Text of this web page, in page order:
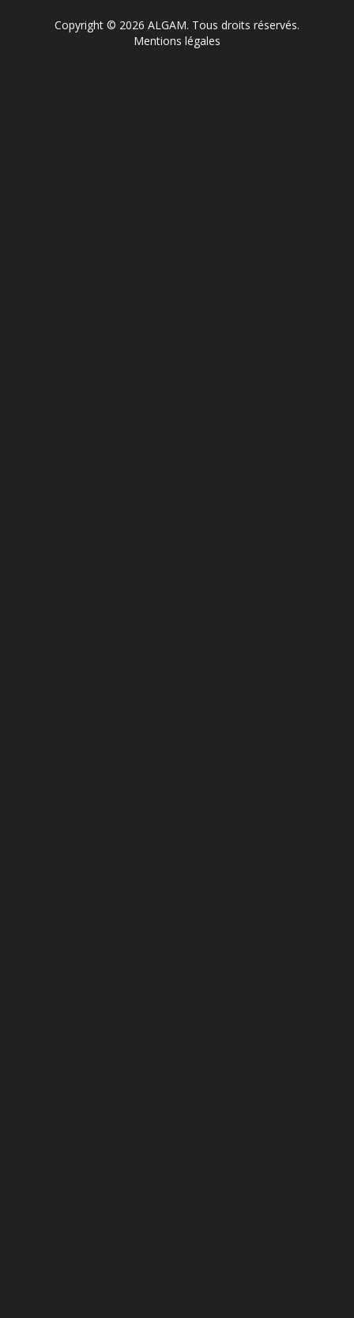
Copyright © 2026 ALGAM. Tous droits réservés.
Mentions légales